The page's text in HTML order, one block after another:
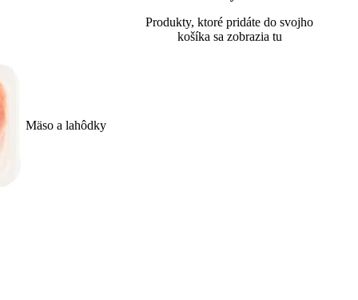
Mäso a lahôdky
Produkty, ktoré pridáte do svojho
košíka sa zobrazia tu